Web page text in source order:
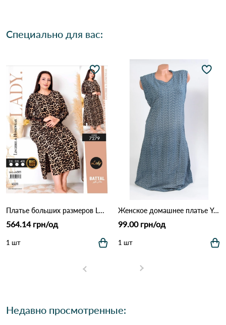
Специально для вас:
Платье больших размеров LADY 7279 Леопардовый
564.14 грн/од
1 шт
Женское домашнее платье Yoanna Vera 5728 Как на фото
99.00 грн/од
1 шт
Недавно просмотренные: